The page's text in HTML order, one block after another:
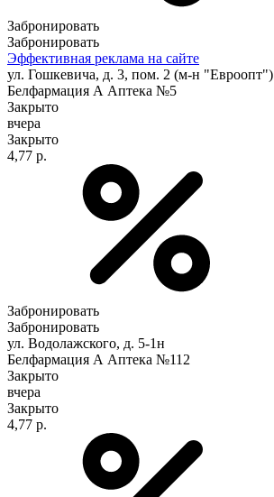
Забронировать
Забронировать
Эффективная реклама на сайте
ул. Гошкевича, д. 3, пом. 2 (м-н "Евроопт")
Белфармация А Аптека №5
Закрыто
вчера
Закрыто
4,77 р.
Забронировать
Забронировать
ул. Водолажского, д. 5-1н
Белфармация А Аптека №112
Закрыто
вчера
Закрыто
4,77 р.